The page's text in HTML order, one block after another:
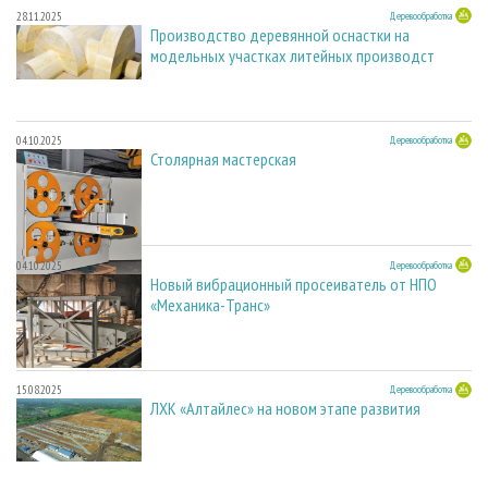
28.11.2025 Деревообработка
Производство деревянной оснастки на
модельных участках литейных производст
04.10.2025 Деревообработка
Столярная мастерская
04.10.2025 Деревообработка
Новый вибрационный просеиватель от НПО
«Механика-Транс»
15.08.2025 Деревообработка
ЛХК «Алтайлес» на новом этапе развития